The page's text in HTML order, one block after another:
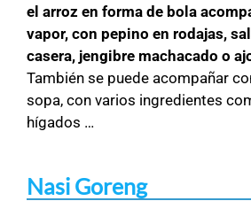
el arroz en forma de bola
vapor, con pepino en rodajas,
casera, jengibre machacado o
También se puede acompañar
sopa, con varios ingredientes
hígados …
Nasi Goreng